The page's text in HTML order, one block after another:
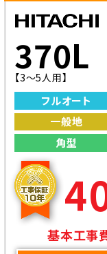
370L
【3～5人用】
フルオート
一般地
角型
基本工事